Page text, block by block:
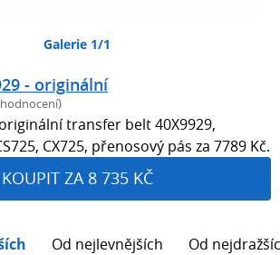
Galerie 1/1
- originální
transfer belt 40X9929,
CX725, přenosový pás za 7789 Kč.
KOUPIT ZA 8 735 KČ
Od nejlevnějších Od